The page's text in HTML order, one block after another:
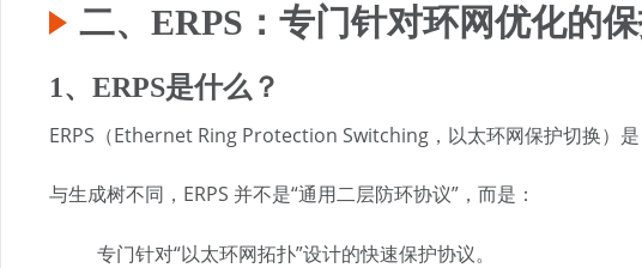
二、ERPS：专门针对环网优化的保
1、ERPS是什么？
ERPS（Ethernet Ring Protection Switching，以太环网保护切换）是
与生成树不同，ERPS 并不是“通用二层防环协议”，而是：
专门针对“以太环网拓扑”设计的快速保护协议。